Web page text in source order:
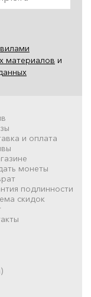
материалов и
и оплата
монеты
подлинности
скидок